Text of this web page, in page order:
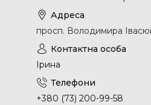
просп. Володимира
Ірина
+380 (73) 200-99-58